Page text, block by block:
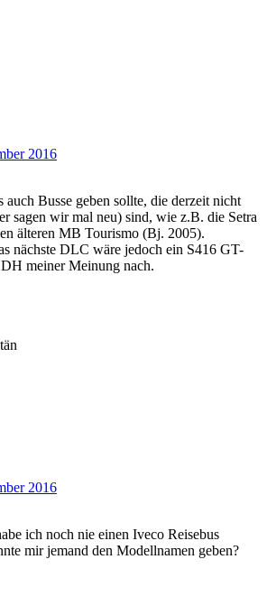
2016
auch Busse geben sollte, die derzeit nicht
sagen wir mal neu) sind, wie z.B. die Setra
älteren MB Tourismo (Bj. 2005).
nächste DLC wäre jedoch ein S416 GT-
meiner Meinung nach.
2016
ich noch nie einen Iveco Reisebus
mir jemand den Modellnamen geben?